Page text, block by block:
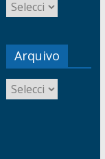
Arquivo